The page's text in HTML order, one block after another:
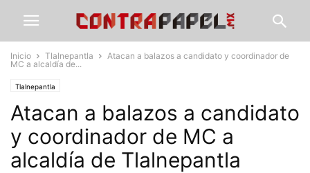
Inicio Tlalnepantla
Atacan a balazos a candidato y coordinador de
MC a alcaldía de...
Tlalnepantla
Atacan a balazos a candidato
y coordinador de MC a
alcaldía de Tlalnepantla